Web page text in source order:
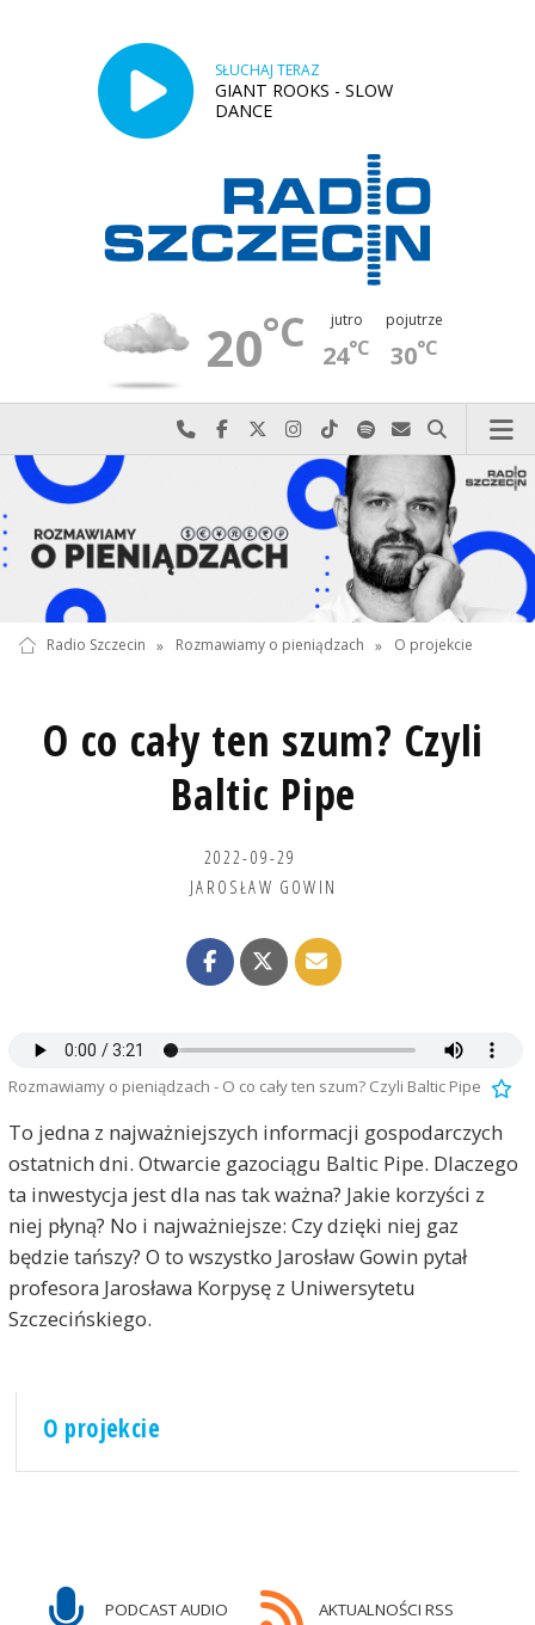
SŁUCHAJ TERAZ
GIANT ROOKS - SLOW
DANCE
20°C jutro
24°C
pojutrze
30°C
Najlepiej po prostu do nas zadzwoń
Odwiedź nas na Facebook-u
Odwiedź nas na X
Odwiedź nas na Instagram-ie
Odwiedź nas na TikTok-u
Szukaj nas na Spotify
Wyślij do nas
Szukaj
Radio Szczecin » Rozmawiamy o pieniądzach » O projekcie
O co cały ten szum? Czyli
Baltic Pipe
2022-09-29
JAROSŁAW GOWIN
Rozmawiamy o pieniądzach - O co cały ten szum? Czyli Baltic Pipe
To jedna z najważniejszych informacji gospodarczych
ostatnich dni. Otwarcie gazociągu Baltic Pipe. Dlaczego
ta inwestycja jest dla nas tak ważna? Jakie korzyści z
niej płyną? No i najważniejsze: Czy dzięki niej gaz
będzie tańszy? O to wszystko Jarosław Gowin pytał
profesora Jarosława Korpysę z Uniwersytetu
Szczecińskiego.
O projekcie
PODCAST AUDIO AKTUALNOŚCI RSS